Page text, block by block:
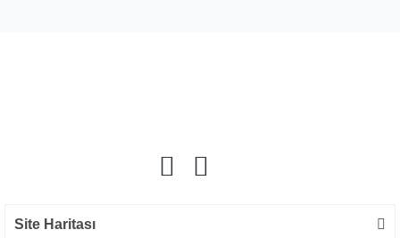
Site Haritası